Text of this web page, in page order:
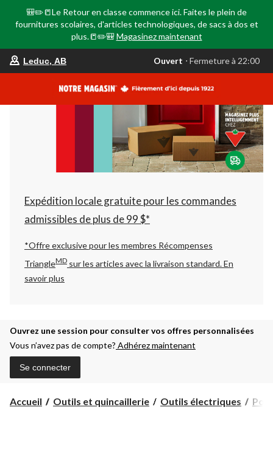
🎒✏️📒Le Retour en classe commence ici. Faites le plein de
fournitures scolaires, d'articles technologiques, de sacs à dos et
plus.📒✏️🎒 Magasinez maintenant
votre
est
AB,
Ouvert,
Fermeture
à
22:00
changer
Leduc, AB Ouvert ⋅ Fermeture à 22:00
Expédition locale gratuite pour les commandes
admissibles de plus de 99 $*
*Offre exclusive pour les membres Récompenses
TriangleMD sur les articles avec la livraison standard.En
savoir plus
Ouvrez une session pour consulter vos offres personnalisées
Vous n’avez pas de compte? Adhérez maintenant
Se connecter
Accueil Outils et quincaillerie Outils électriques